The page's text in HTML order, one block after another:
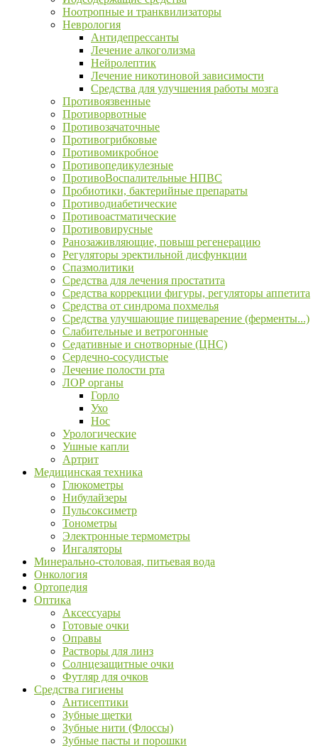
Ноотропные и транквилизаторы
Неврология
Антидепрессанты
Лечение алкоголизма
Нейролептик
Лечение никотиновой зависимости
Средства для улучшения работы мозга
Противоязвенные
Противорвотные
Противозачаточные
Противогрибковые
Противомикробное
Противопедикулезные
ПротивоВоспалительные НПВС
Пробиотики, бактерийные препараты
Противодиабетические
Противоастматические
Противовирусные
Ранозаживляющие, повыш регенерацию
Регуляторы эректильной дисфункции
Спазмолитики
Средства для лечения простатита
Средства коррекции фигуры, регуляторы аппетита
Средства от синдрома похмелья
Средства улучшающие пищеварение (ферменты...)
Слабительные и ветрогонные
Седативные и снотворные (ЦНС)
Сердечно-сосудистые
Лечение полости рта
ЛОР органы
Горло
Ухо
Нос
Урологические
Ушные капли
Артрит
Медицинская техника
Глюкометры
Нибулайзеры
Пульсоксиметр
Тонометры
Электронные термометры
Ингаляторы
Минерально-столовая, питьевая вода
Онкология
Ортопедия
Оптика
Аксессуары
Готовые очки
Оправы
Растворы для линз
Солнцезащитные очки
Футляр для очков
Средства гигиены
Антисептики
Зубные щетки
Зубные нити (Флоссы)
Зубные пасты и порошки